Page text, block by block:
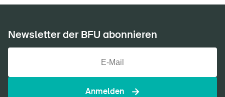
Newsletter der BFU abonnieren
Anmelden